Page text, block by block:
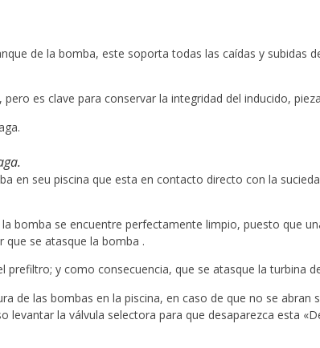
de la bomba, este soporta todas las caídas y subidas
es clave para conservar la integridad del inducido,
en seu piscina que esta en contacto directo con la
bomba se encuentre perfectamente limpio, puesto que
que se atasque la bomba .
prefiltro; y como consecuencia, que se atasque la turbina
de las bombas en la piscina, en caso de que no se
levantar la válvula selectora para que desaparezca esta